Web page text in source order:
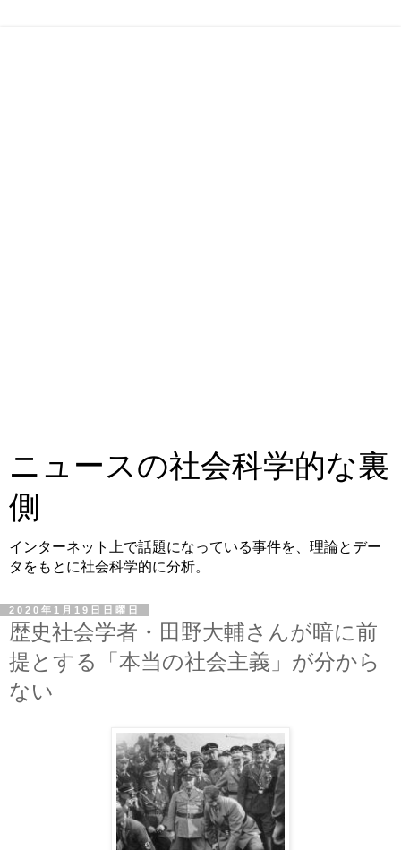
ニュースの社会科学的な裏
側
インターネット上で話題になっている事件を、理論とデー
タをもとに社会科学的に分析。
2020年1月19日日曜日
歴史社会学者・田野大輔さんが暗に前
提とする「本当の社会主義」が分から
ない